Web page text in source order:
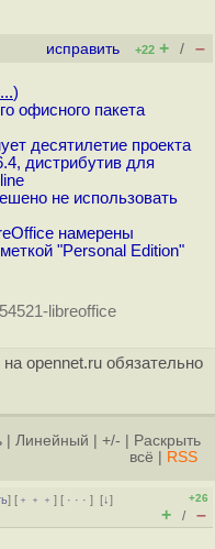
исправить +22 + / –
)
офисного пакета
десятилетие проекта
дистрибутив для
не использовать
намерены
"Personal Edition"
libreoffice
opennet.ru обязательно
Линейный +/-
Раскрыть
всё
RSS
] [ ﹢﹢﹢] [ · · ·][↓]
+26
+ / –